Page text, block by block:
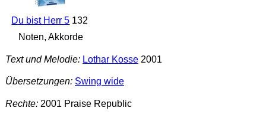
Du bist Herr 5 132
Noten, Akkorde
Text und Melodie: Lothar Kosse2001
Übersetzungen: Swing wide
Rechte:2001 Praise Republic